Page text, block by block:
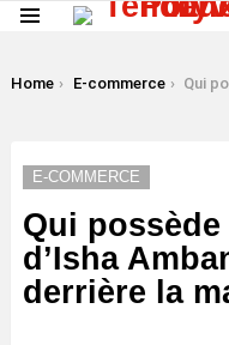
You are here:
Home E-commerce Qui possède Tira ? La
E-COMMERCE
Qui
d’Isha
derrière la